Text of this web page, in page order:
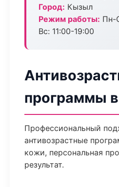
Город: Кызыл
Режим работы: Пн-
Вс: 11:00-19:00
программы
Профессиональный
антивозрастные
кожи, персональная
результат.